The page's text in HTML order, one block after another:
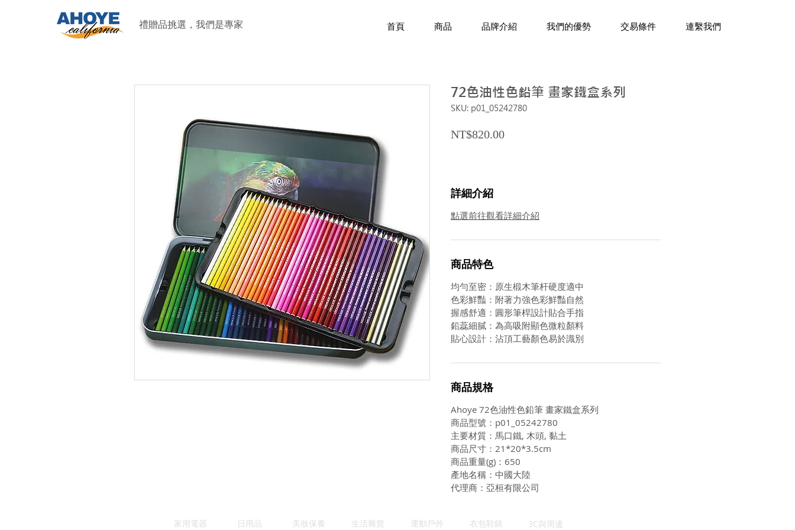
禮贈品挑選，我們是專家 首頁 商品 品牌介紹 我們的優勢 交易條件 連繫我們
72色油性色鉛筆 畫家鐵盒系列
SKU: p01_05242780
NT$820.00Price
詳細介紹
點選前往觀看詳細介紹
商品特色
均勻至密：原生椴木筆杆硬度適中
色彩鮮豔：附著力強色彩鮮豔自然
握感舒適：圓形筆桿設計貼合手指
鉛蕊細膩：為高吸附顯色微粒顏料
貼心設計：沾頂工藝顏色易於識別
商品規格
Ahoye 72色油性色鉛筆 畫家鐵盒系列
商品型號：p01_05242780
主要材質：馬口鐵, 木頭, 黏土
商品尺寸：21*20*3.5cm
商品重量(g)：650
產地名稱：中國大陸
代理商：亞桓有限公司
家用電器 日用品 美妝保養 生活雜貨 運動戶外 衣包鞋錶 3C與周邊